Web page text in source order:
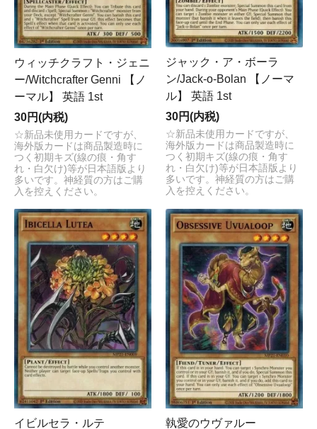
ウィッチクラフト・ジェニ
ー/Witchcrafter Genni 【ノ
ーマル】 英語 1st
30円(内税)
☆新品未使用カードですが、
海外版カードは商品製造時に
つく初期キズ(線の痕・角す
れ・白欠け)等が日本語版より
多いです。神経質の方はご購
入を控えください。
ジャック・ア・ボーラ
ン/Jack-o-Bolan 【ノーマ
ル】 英語 1st
30円(内税)
☆新品未使用カードですが、
海外版カードは商品製造時に
つく初期キズ(線の痕・角す
れ・白欠け)等が日本語版より
多いです。神経質の方はご購
入を控えください。
イビルセラ・ルテ
執愛のウヴァルー